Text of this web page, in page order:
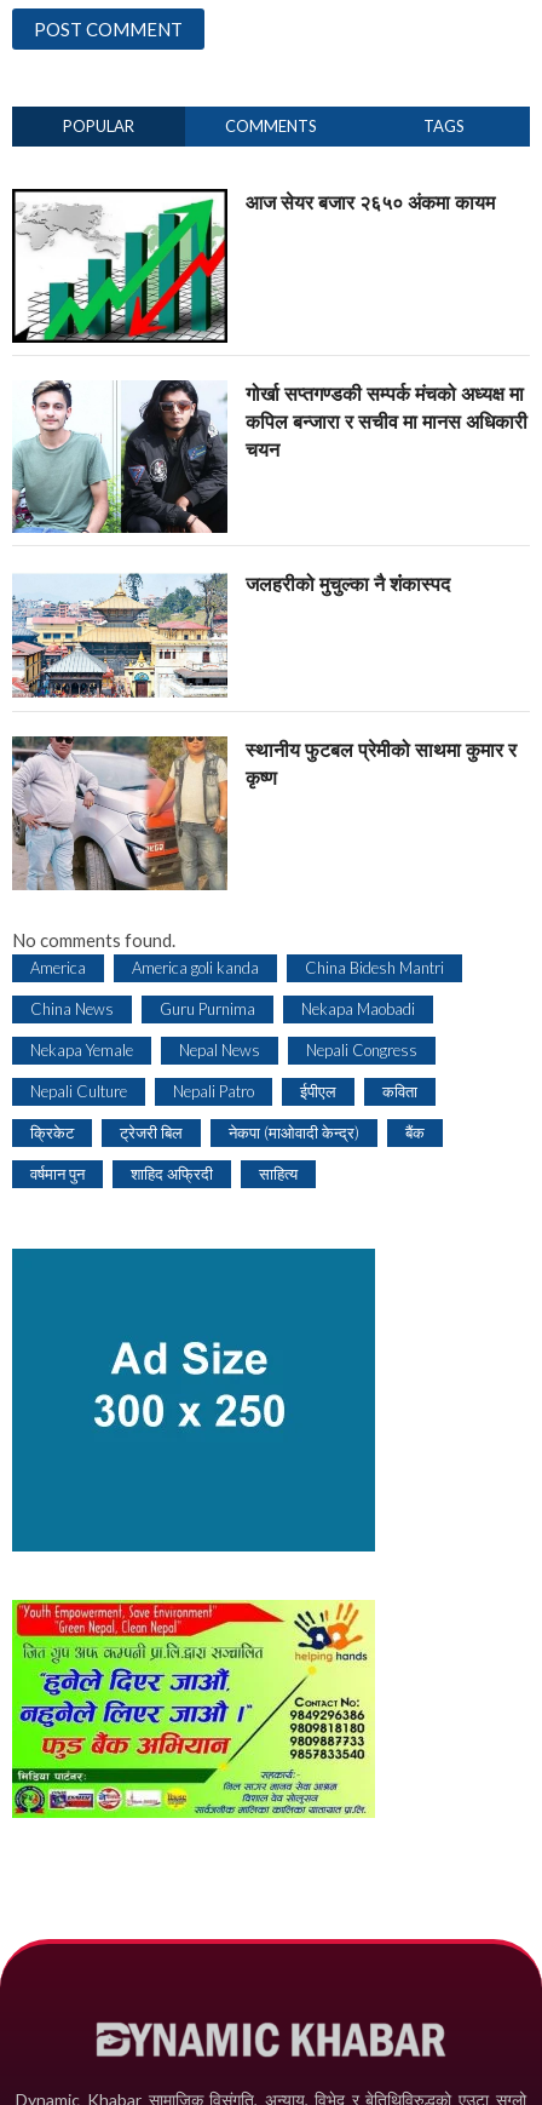
POPULAR COMMENTS TAGS
आज सेयर बजार २६५० अंकमा कायम
गोर्खा सप्तगण्डकी सम्पर्क मंचको अध्यक्ष मा
कपिल बन्जारा र सचीव मा मानस अधिकारी
चयन
जलहरीको मुचुल्का नै शंंकास्पद
स्थानीय फुटबल प्रेमीको साथमा कुमार र
कृष्ण
No comments found.
America America goli kanda China Bidesh Mantri
China News Guru Purnima Nekapa Maobadi
Nekapa Yemale Nepal News Nepali Congress
Nepali Culture Nepali Patro ईपीएल कविता
क्रिकेट ट्रेजरी बिल नेकपा (माओवादी केन्द्र) बैंक
वर्षमान पुन शाहिद अफ्रिदी साहित्य
Dynamic Khabar सामाजिक विसंगति, अन्याय, विभेद­ र बेतिथिविरुद्धको एउटा सग्लो